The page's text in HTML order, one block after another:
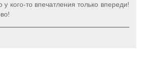
кого-то впечатления только впереди!